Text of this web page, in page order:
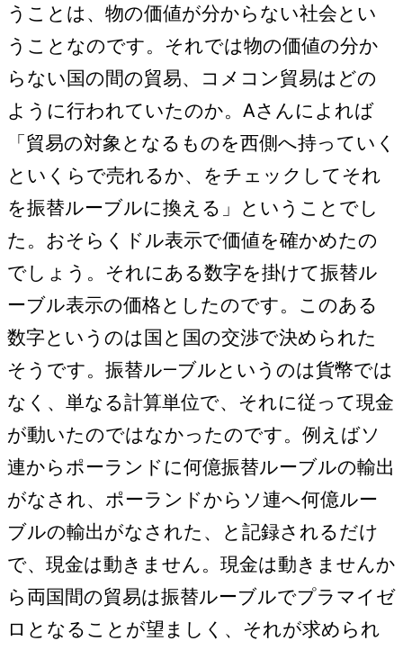
うことは、物の価値が分からない社会とい
うことなのです。それでは物の価値の分か
らない国の間の貿易、コメコン貿易はどの
ように行われていたのか。Aさんによれば
「貿易の対象となるものを西側へ持っていく
といくらで売れるか、をチェックしてそれ
を振替ルーブルに換える」ということでし
た。おそらくドル表示で価値を確かめたの
でしょう。それにある数字を掛けて振替ル
ーブル表示の価格としたのです。このある
数字というのは国と国の交渉で決められた
そうです。振替ル―ブルというのは貨幣では
なく、単なる計算単位で、それに従って現金
が動いたのではなかったのです。例えばソ
連からポーランドに何億振替ルーブルの輸出
がなされ、ポーランドからソ連へ何億ルー
ブルの輸出がなされた、と記録されるだけ
で、現金は動きません。現金は動きませんか
ら両国間の貿易は振替ルーブルでプラマイゼ
ロとなることが望ましく、それが求められ